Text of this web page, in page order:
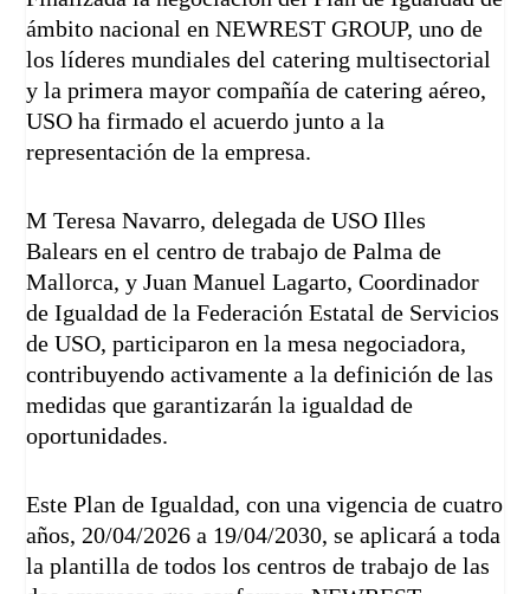
ámbito nacional en NEWREST GROUP, uno de
los líderes mundiales del catering multisectorial
y la primera mayor compañía de catering aéreo,
USO ha firmado el acuerdo junto a la
representación de la empresa.
M Teresa Navarro, delegada deUSO Illes
Balears en el centro de trabajo de Palma de
Mallorca, y Juan Manuel Lagarto, Coordinador
de Igualdad de la Federación Estatal de Servicios
de USO, participaron en la mesa negociadora,
contribuyendo activamente a la definición de las
medidas que garantizarán la igualdad de
oportunidades.
Este Plan de Igualdad, con una vigencia de cuatro
años, 20/04/2026 a 19/04/2030, se aplicará a toda
la plantilla de todos los centros de trabajo de las